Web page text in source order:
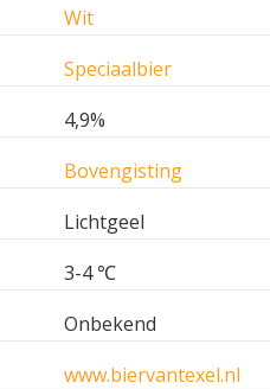
Wit
Speciaalbier
4,9%
Bovengisting
Lichtgeel
3-4 ℃
Onbekend
www.biervantexel.nl